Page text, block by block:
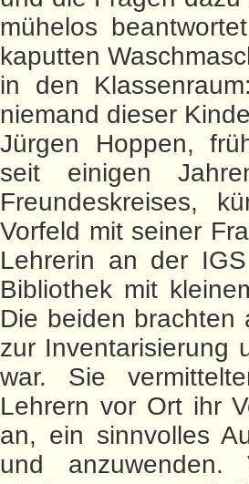
mühelos
kaputten
in den
niemand dieser
Jürgen Hoppen,
seit einigen
Freundeskreises,
Vorfeld mit seiner
Lehrerin an der
Bibliothek mit
Die beiden brachten
zur Inventarisierung
war. Sie
Lehrern vor Ort ihr
an, ein sinnvolles
und anzuwenden.